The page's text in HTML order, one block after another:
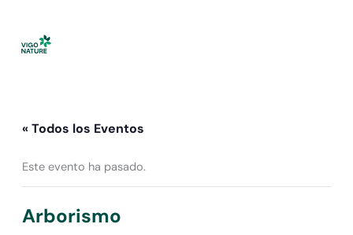
contenido
« Todos los Eventos
Este evento ha pasado.
Arborismo